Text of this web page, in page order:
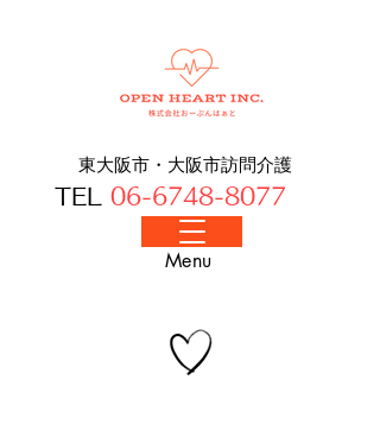
東大阪市・大阪​市訪問介護
TEL 06-6748-8077
​Menu